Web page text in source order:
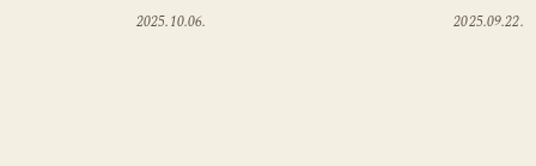
2025.10.06. 2025.09.22.